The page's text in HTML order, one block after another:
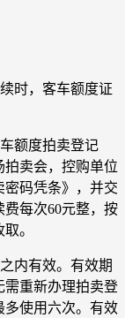
时，客车额度证
额度拍卖登记
卖会，控购单位
码凭条》，并交
费每次60元整，按
。
内有效。有效期
需重新办理拍卖登
多使用六次。有效